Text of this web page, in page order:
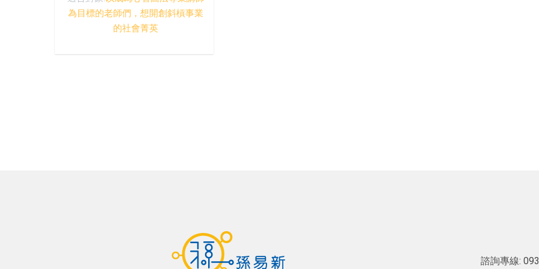
為目標的老師們，想開創斜槓事業
的社會菁英
諮詢專線: